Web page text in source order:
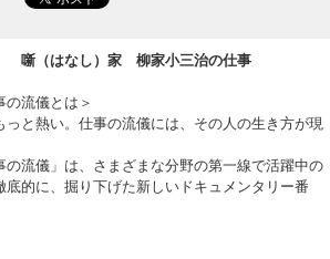
噺（はなし）家 柳家小三治の仕事
の流儀とは＞
っと熱い。仕事の流儀には、その人の生き方が現
の流儀」は、さまざまな分野の第一線で活躍中の
的に、掘り下げた新しいドキュメンタリー番